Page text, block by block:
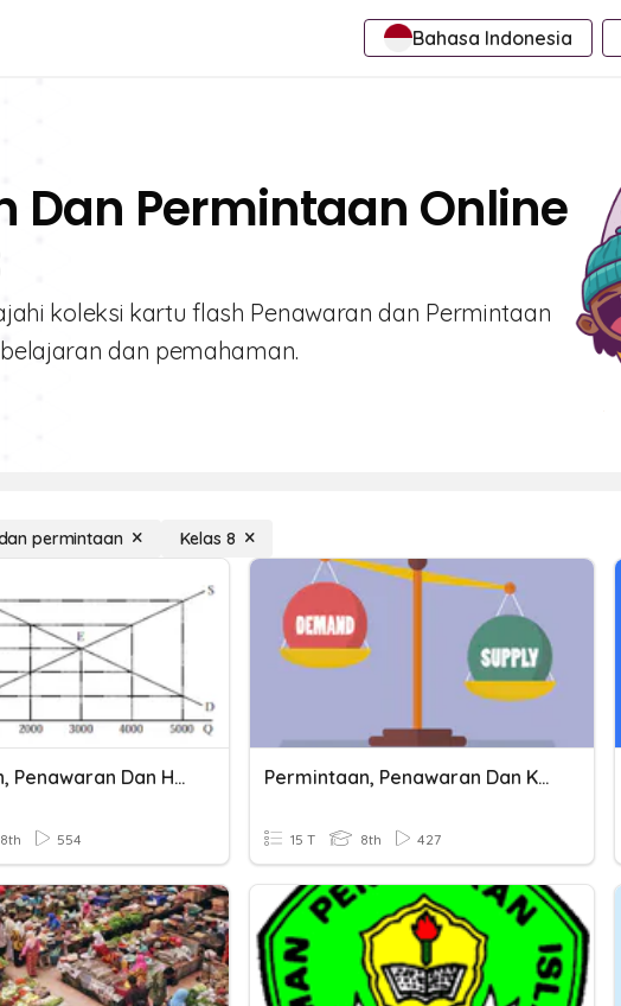
Bahasa Indonesia
Dan Permintaan Online
koleksi kartu flash Penawaran dan Permintaan
dan pemahaman.
permintaan Kelas 8
Permintaan, Penawaran Dan Harga Pasar
8th 554
Permintaan, Penawaran Dan Keseimbangan Harga
15 T 8th 427